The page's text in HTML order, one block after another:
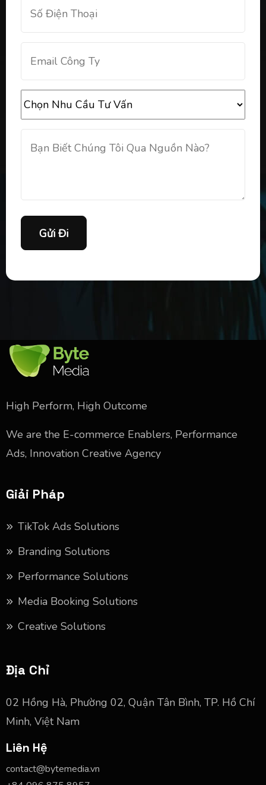
Gửi Đi
High Perform, High Outcome
We are the E-commerce Enablers, Performance
Ads, Innovation Creative Agency
Giải Pháp
TikTok Ads Solutions
Branding Solutions
Performance Solutions
Media Booking Solutions
Creative Solutions
Địa Chỉ
02 Hồng Hà, Phường 02, Quận Tân Bình, TP. Hồ Chí
Minh, Việt Nam
Liên Hệ
contact@bytemedia.vn